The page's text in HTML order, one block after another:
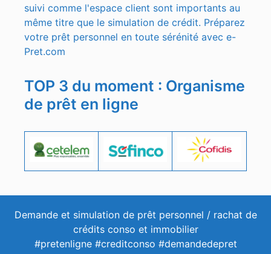
suivi comme l'espace client sont importants au
même titre que le simulation de crédit. Préparez
votre prêt personnel en toute sérénité avec e-
Pret.com
TOP 3 du moment : Organisme
de prêt en ligne
Demande et simulation de prêt personnel / rachat de
crédits conso et immobilier
#pretenligne #creditconso #demandedepret